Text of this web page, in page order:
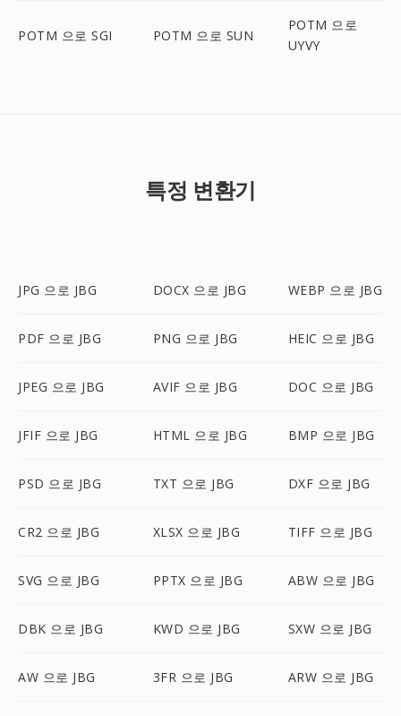
POTM 으로 SGI POTM 으로 SUN
POTM 으로
UYVY
특정 변환기
JPG 으로 JBG DOCX 으로 JBG WEBP 으로 JBG
PDF 으로 JBG PNG 으로 JBG HEIC 으로 JBG
JPEG 으로 JBG AVIF 으로 JBG DOC 으로 JBG
JFIF 으로 JBG HTML 으로 JBG BMP 으로 JBG
PSD 으로 JBG TXT 으로 JBG DXF 으로 JBG
CR2 으로 JBG XLSX 으로 JBG TIFF 으로 JBG
SVG 으로 JBG PPTX 으로 JBG ABW 으로 JBG
DBK 으로 JBG KWD 으로 JBG SXW 으로 JBG
AW 으로 JBG 3FR 으로 JBG ARW 으로 JBG